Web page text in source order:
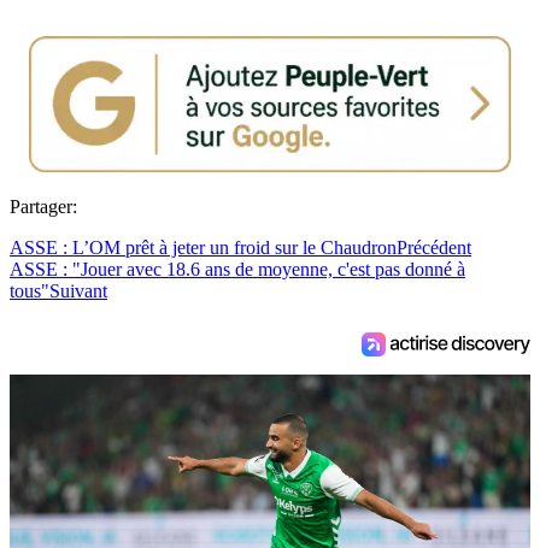
Partager:
ASSE : L’OM prêt à jeter un froid sur le ChaudronPrécédent
ASSE : "Jouer avec 18.6 ans de moyenne, c'est pas donné à
tous"Suivant